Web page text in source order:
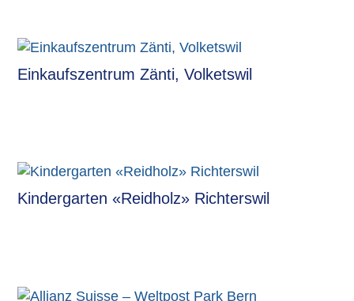
Einkaufszentrum Zänti, Volketswil
Kindergarten «Reidholz» Richterswil